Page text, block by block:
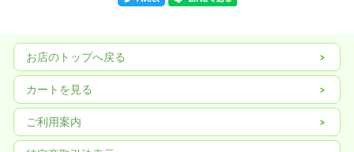
お店のトップへ戻る
カートを見る
ご利用案内